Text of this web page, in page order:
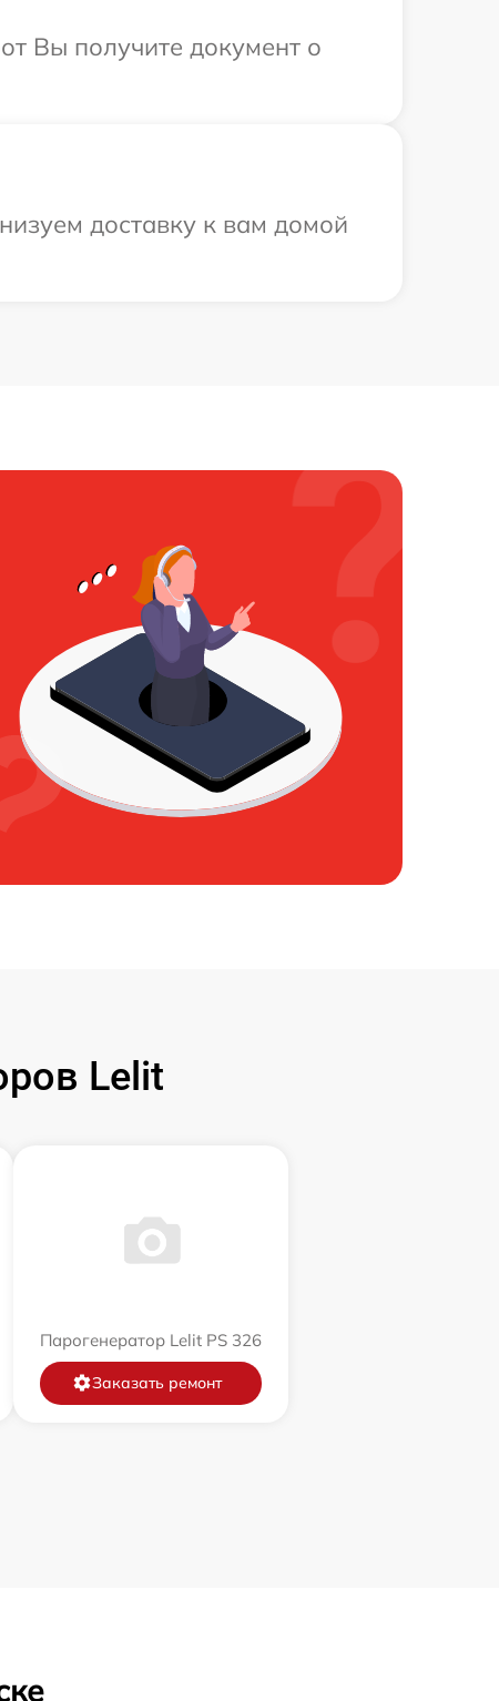
Вы получите документ о
доставку к вам домой
Lelit
Парогенератор Lelit PS 326
Заказать ремонт